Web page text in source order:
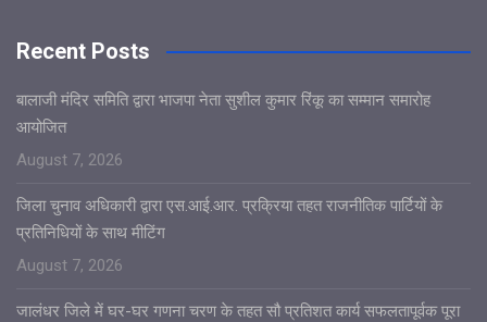
Recent Posts
बालाजी मंदिर समिति द्वारा भाजपा नेता सुशील कुमार रिंकू का सम्मान समारोह
आयोजित
August 7, 2026
जिला चुनाव अधिकारी द्वारा एस.आई.आर. प्रक्रिया तहत राजनीतिक पार्टियों के
प्रतिनिधियों के साथ मीटिंग
August 7, 2026
जालंधर जिले में घर-घर गणना चरण के तहत सौ प्रतिशत कार्य सफलतापूर्वक पूरा